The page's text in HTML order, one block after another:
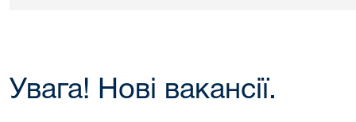
Увага! Нові вакансії.